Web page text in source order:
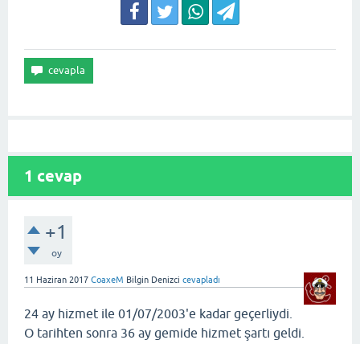
1 cevap
+1
oy
11 Haziran 2017 CoaxeM Bilgin Denizci cevapladı
24 ay hizmet ile 01/07/2003'e kadar geçerliydi.
O tarihten sonra 36 ay gemide hizmet şartı geldi.